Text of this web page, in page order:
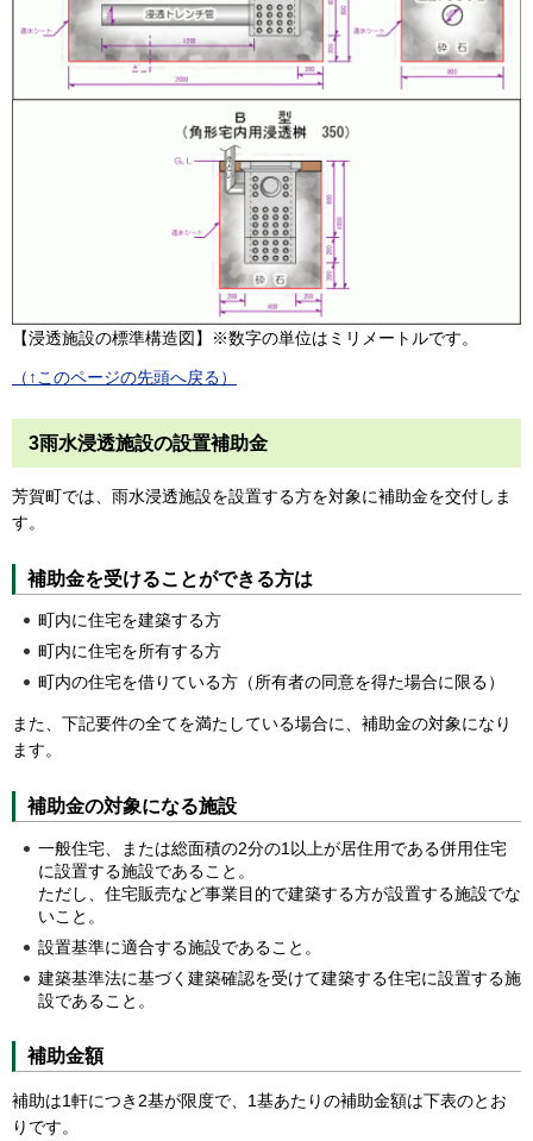
【浸透施設の標準構造図】※数字の単位はミリメートルです。
（↑このページの先頭へ戻る）
3雨水浸透施設の設置補助金
芳賀町では、雨水浸透施設を設置する方を対象に補助金を交付しま
す。
補助金を受けることができる方は
町内に住宅を建築する方
町内に住宅を所有する方
町内の住宅を借りている方（所有者の同意を得た場合に限る）
また、下記要件の全てを満たしている場合に、補助金の対象になり
ます。
補助金の対象になる施設
一般住宅、または総面積の2分の1以上が居住用である併用住宅
に設置する施設であること。
ただし、住宅販売など事業目的で建築する方が設置する施設でな
いこと。
設置基準に適合する施設であること。
建築基準法に基づく建築確認を受けて建築する住宅に設置する施
設であること。
補助金額
補助は1軒につき2基が限度で、1基あたりの補助金額は下表のとお
りです。